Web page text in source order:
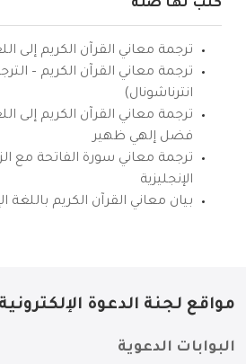
كتب لها صلة
ترجمة معاني القرآن الكريم إلى
ترجمة معاني القرآن الكريم –
انترناشونال)
ترجمة معاني القرآن الكريم إلى
فضل إلهي ظهير
ترجمة معاني سورة الفاتحة مع
الإنجليزية
بيان معاني القرآن الكريم باللغة
مواقع لجنة الدعوة الإلكترونية
البوابات الدعوية